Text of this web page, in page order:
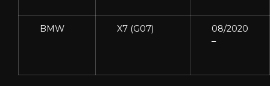
BMW X7 (G07)
08/2020
–